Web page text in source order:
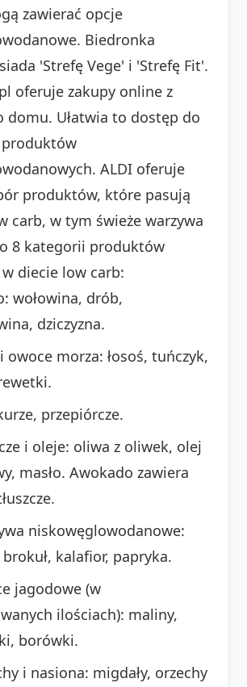
zawierać opcje
Biedronka
'Strefę Vege' i 'Strefę Fit'.
oferuje zakupy online z
domu. Ułatwia to dostęp do
ALDI oferuje
produktów, które pasują
carb, w tym świeże warzywa
8 kategorii produktów
diecie low carb:
wołowina, drób,
dziczyzna.
owoce morza: łosoś, tuńczyk,
przepiórcze.
i oleje: oliwa z oliwek, olej
masło. Awokado zawiera
niskowęglowodanowe:
kalafior, papryka.
jagodowe (w
ilościach): maliny,
borówki.
i nasiona: migdały, orzechy